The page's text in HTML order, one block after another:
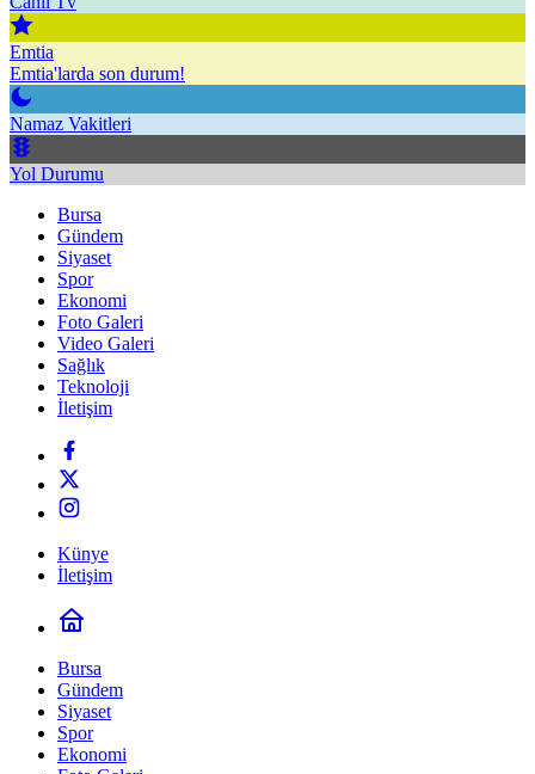
Emtia
Emtia'larda son durum!
Namaz Vakitleri
Yol Durumu
Bursa
Gündem
Siyaset
Spor
Ekonomi
Foto Galeri
Video Galeri
Sağlık
Teknoloji
İletişim
Künye
İletişim
Bursa
Gündem
Siyaset
Spor
Ekonomi